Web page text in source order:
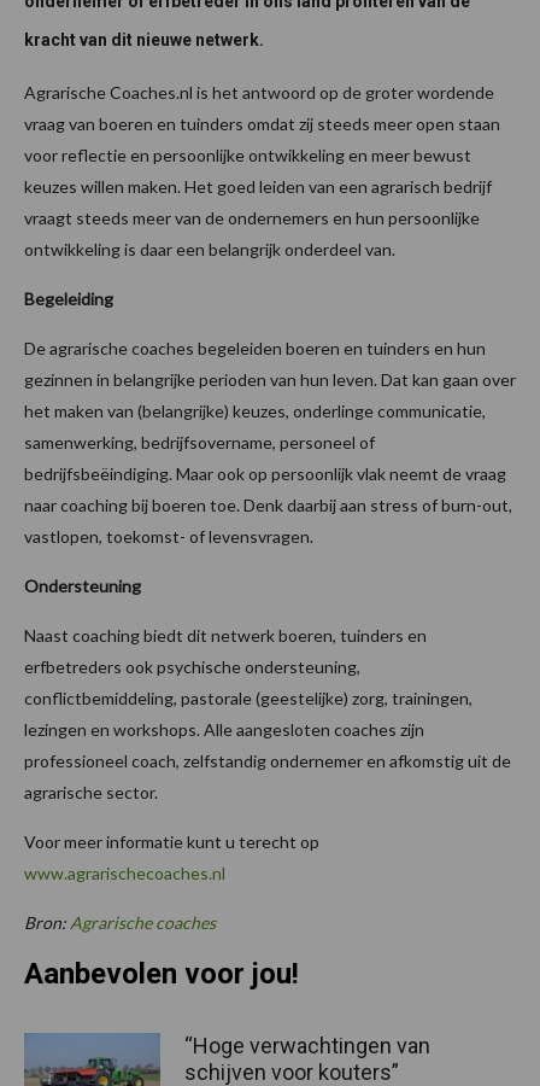
kracht van dit nieuwe netwerk.
Agrarische Coaches.nl is het antwoord op de groter wordende
vraag van boeren en tuinders omdat zij steeds meer open staan
voor reflectie en persoonlijke ontwikkeling en meer bewust
keuzes willen maken. Het goed leiden van een agrarisch bedrijf
vraagt steeds meer van de ondernemers en hun persoonlijke
ontwikkeling is daar een belangrijk onderdeel van.
Begeleiding
De agrarische coaches begeleiden boeren en tuinders en hun
gezinnen in belangrijke perioden van hun leven. Dat kan gaan over
het maken van (belangrijke) keuzes, onderlinge communicatie,
samenwerking, bedrijfsovername, personeel of
bedrijfsbeëindiging. Maar ook op persoonlijk vlak neemt de vraag
naar coaching bij boeren toe. Denk daarbij aan stress of burn-out,
vastlopen, toekomst- of levensvragen.
Ondersteuning
Naast coaching biedt dit netwerk boeren, tuinders en
erfbetreders ook psychische ondersteuning,
conflictbemiddeling, pastorale (geestelijke) zorg, trainingen,
lezingen en workshops. Alle aangesloten coaches zijn
professioneel coach, zelfstandig ondernemer en afkomstig uit de
agrarische sector.
Voor meer informatie kunt u terecht op
www.agrarischecoaches.nl
Bron: Agrarische coaches
Aanbevolen voor jou!
“Hoge verwachtingen van
schijven voor kouters”